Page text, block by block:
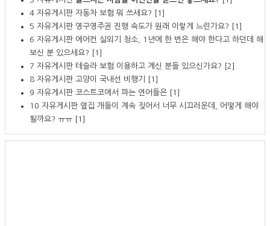
4 자유게시판 자동차 보험 뭐 쓰세요? [1]
5 자유게시판 영구영주권 진행 속도가 원래 이렇게 느린가요? [1]
6 자유게시판 에어컨 실외기 청소, 1년에 한 번은 해야 한다고 하던데 해
보신 분 있으세요? [1]
7 자유게시판 테슬라 보험 이용하고 계신 분들 있으신가요? [2]
8 자유게시판 고양이 국내선 비행기
[1]
9 자유게시판 코스트코에서 파는 연어들은 [1]
10 자유게시판 옆집 개들이 계속 짖어서 너무 시끄러운데, 어떻게 해야
될까요? ㅠㅠ [1]